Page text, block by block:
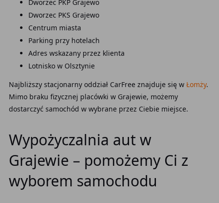
Dworzec PKP Grajewo
Dworzec PKS Grajewo
Centrum miasta
Parking przy hotelach
Adres wskazany przez klienta
Lotnisko w Olsztynie
Najbliższy stacjonarny oddział CarFree znajduje się w Łomży.
Mimo braku fizycznej placówki w Grajewie, możemy
dostarczyć samochód w wybrane przez Ciebie miejsce.
Wypożyczalnia aut w
Grajewie – pomożemy Ci z
wyborem samochodu